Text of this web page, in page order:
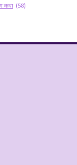
कथा (58)